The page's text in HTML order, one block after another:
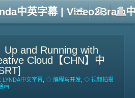
中英字幕 | Video2Brain
Up and Running with
Cloud【CHN】中
LYNDA中文字幕 ◇ 编程与开发 ◇ 视频拍摄
画